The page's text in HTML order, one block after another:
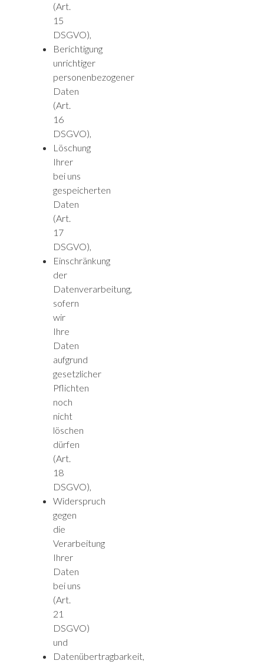
(Art.
15
DSGVO),
Berichtigung
unrichtiger
personenbezogener
Daten
(Art.
16
DSGVO),
Löschung
Ihrer
bei uns
gespeicherten
Daten
(Art.
17
DSGVO),
Einschränkung
der
Datenverarbeitung,
sofern
wir
Ihre
Daten
aufgrund
gesetzlicher
Pflichten
noch
nicht
löschen
dürfen
(Art.
18
DSGVO),
Widerspruch
gegen
die
Verarbeitung
Ihrer
Daten
bei uns
(Art.
21
DSGVO)
und
Datenübertragbarkeit,